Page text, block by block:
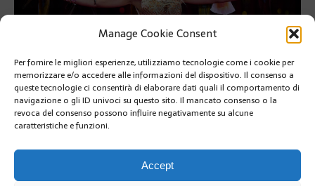
Manage Cookie Consent
Per fornire le migliori esperienze, utilizziamo tecnologie come i cookie per
memorizzare e/o accedere alle informazioni del dispositivo. Il consenso a
queste tecnologie ci consentirà di elaborare dati quali il comportamento di
navigazione o gli ID univoci su questo sito. Il mancato consenso o la
revoca del consenso possono influire negativamente su alcune
caratteristiche e funzioni.
Accept
PRÉCÉDENT